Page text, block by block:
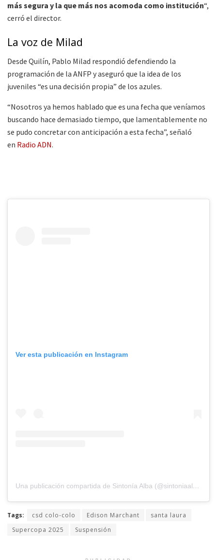
más segura y la que más nos acomoda como institución“,
cerró el director.
La voz de Milad
Desde Quilín, Pablo Milad respondió defendiendo la
programación de la ANFP y aseguró que la idea de los
juveniles “es una decisión propia” de los azules.
“Nosotros ya hemos hablado que es una fecha que veníamos
buscando hace demasiado tiempo, que lamentablemente no
se pudo concretar con anticipación a esta fecha”, señaló
en Radio ADN.
Ver esta publicación en Instagram
Una publicación compartida de Sintonía Alba (@sintoniaalbaradio)
Tags: csd colo-colo Edison Marchant
santa laura
Supercopa 2025
Suspensión